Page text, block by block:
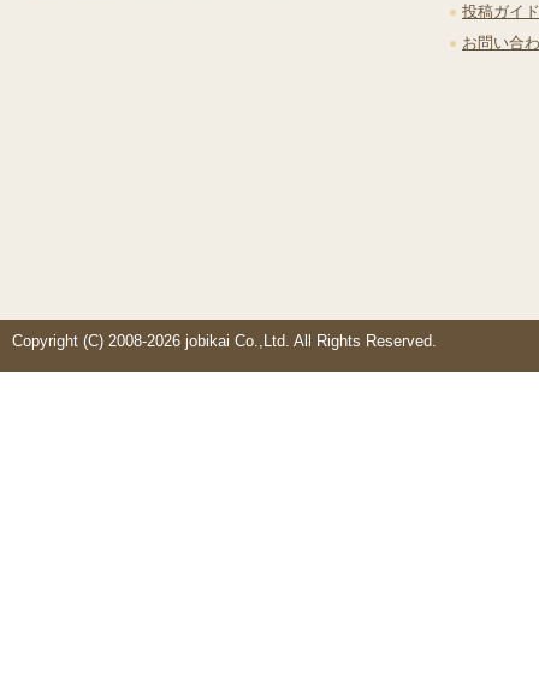
投稿ガイ
お問い合
Copyright (C) 2008-2026 jobikai Co.,Ltd. All Rights Reserved.